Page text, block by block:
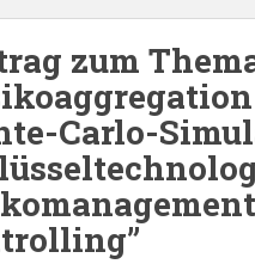
zum
Carlo-